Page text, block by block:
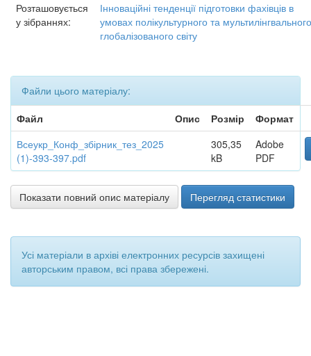
Розташовується
у зібраннях:
Інноваційні тенденції підготовки фахівців в
умовах полікультурного та мультилінгвального
глобалізованого світу
Файли цього матеріалу:
Файл
Опис Розмір
Формат
Всеукр_Конф_збірник_тез_2025
(1)-393-397.pdf
305,35
kB
Adobe
PDF
Показати повний опис матеріалу Перегляд статистики
Усі матеріали в архіві електронних ресурсів захищені
авторським правом, всі права збережені.